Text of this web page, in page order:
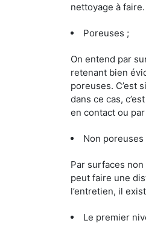
nettoyage à
Poreuses ;
On entend par
retenant bien
poreuses. C’est
dans ce cas,
en contact ou
Non poreuses
Par surfaces
peut faire une
l’entretien, il
Le premier